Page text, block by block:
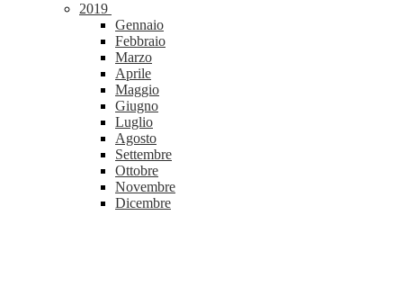
2019
Gennaio
Febbraio
Marzo
Aprile
Maggio
Giugno
Luglio
Agosto
Settembre
Ottobre
Novembre
Dicembre